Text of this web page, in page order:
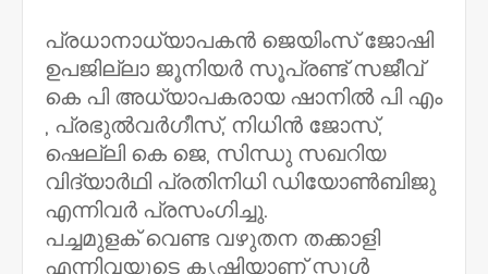
പ്രധാനാധ്യാപകൻ ജെയിംസ് ജോഷി
ഉപജില്ലാ ജൂനിയർ സൂപ്രണ്ട് സജീവ്
കെ പി അധ്യാപകരായ ഷാനിൽ പി എം
, പ്രഭുൽവർഗീസ്, നിധിൻ ജോസ്,
ഷെല്ലി കെ ജെ, സിന്ധു സഖറിയ
വിദ്യാർഥി പ്രതിനിധി ഡിയോൺബിജു
എന്നിവർ പ്രസംഗിച്ചു.
പച്ചമുളക് വെണ്ട വഴുതന തക്കാളി
എന്നിവയുടെ കൃഷിയാണ് സ്കൂൾ